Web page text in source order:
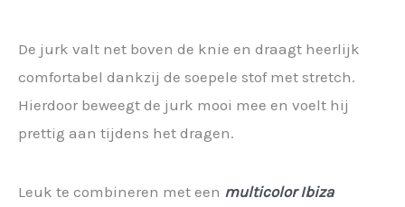
De jurk valt net boven de knie en draagt heerlijk
comfortabel dankzij de soepele stof met stretch.
Hierdoor beweegt de jurk mooi mee en voelt hij
prettig aan tijdens het dragen.
Leuk te combineren met een multicolor Ibiza